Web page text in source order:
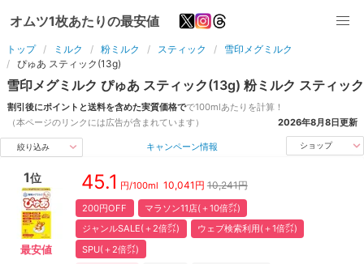
オムツ1枚あたりの最安値
トップ ミルク 粉ミルク スティック
雪印メグミルク
ぴゅあ スティック(13g)
雪印メグミルク ぴゅあ スティック(13g) 粉ミルク スティック
割引後にポイントと送料を含めた実質価格でで100mlあたりを計算！
（本ページのリンクには広告が含まれています）
2026年8月8日更新
絞り込み キャンペーン情報 ショップ
1位
最安値
45.1 円/100ml 10,041 円 10,241円
200円OFF
マラソン11店(＋10倍㌽)
ジャンルSALE(＋2倍㌽)
ウェブ検索利用(＋1倍㌽)
SPU(＋2倍㌽)